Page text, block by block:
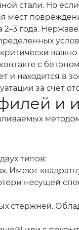
стали. Но
года.
с
и находится в
за счет
и
типов:
Имеют
несущей
стержней.